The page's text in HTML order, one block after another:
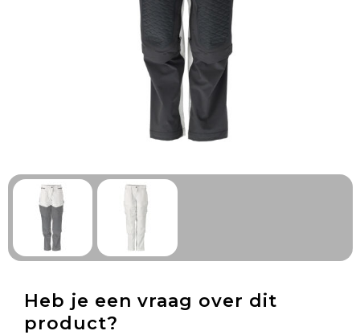
Technologie & Gadgets
Outdoor & Vrije tijd
Pennen & Schrijfwaren
Gezondheid & Welzijn
Eten & Drinken
Heb je een vraag over dit
product?